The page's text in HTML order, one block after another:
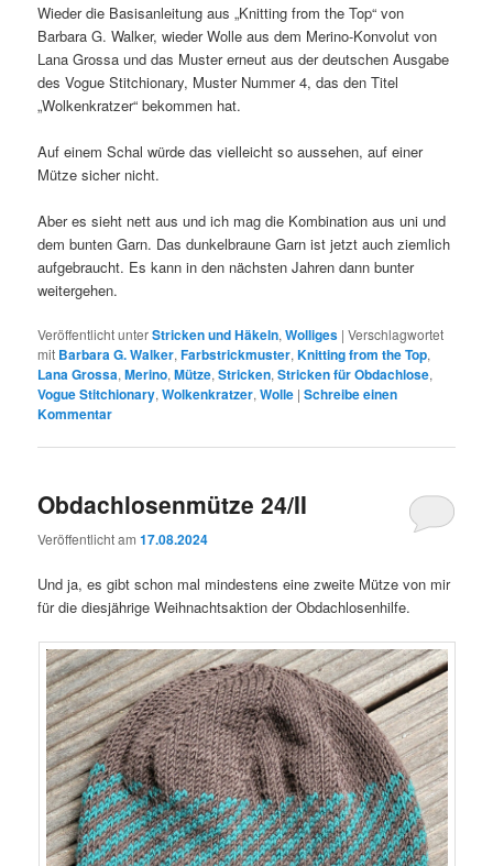
Wieder die Basisanleitung aus „Knitting from the Top“ von
Barbara G. Walker, wieder Wolle aus dem Merino-Konvolut von
Lana Grossa und das Muster erneut aus der deutschen Ausgabe
des Vogue Stitchionary, Muster Nummer 4, das den Titel
„Wolkenkratzer“ bekommen hat.
Auf einem Schal würde das vielleicht so aussehen, auf einer
Mütze sicher nicht.
Aber es sieht nett aus und ich mag die Kombination aus uni und
dem bunten Garn. Das dunkelbraune Garn ist jetzt auch ziemlich
aufgebraucht. Es kann in den nächsten Jahren dann bunter
weitergehen.
Veröffentlicht unterStricken und Häkeln,Wolliges |Verschlagwortet
mit Barbara G. Walker,Farbstrickmuster,Knitting from the Top,
Lana Grossa,Merino,Mütze,Stricken,Stricken für Obdachlose,
Vogue Stitchionary,Wolkenkratzer,Wolle |Schreibe einen
Kommentar
Obdachlosenmütze 24/II
Veröffentlicht am17.08.2024
Und ja, es gibt schon mal mindestens eine zweite Mütze von mir
für die diesjährige Weihnachtsaktion der Obdachlosenhilfe.